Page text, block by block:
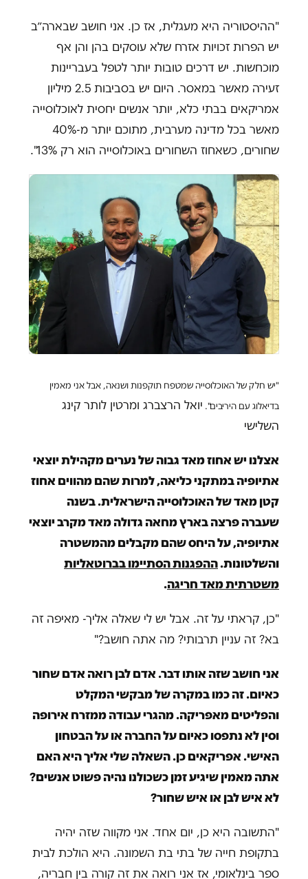
"ההיסטוריה היא מעגלית, אז כן. אני חושב שבארה״ב
יש הפרות זכויות אזרח שלא עוסקים בהן והן אף
מוכחשות. יש דרכים טובות יותר לטפל בעבריינות
זעירה מאשר במאסר. היום יש בסביבות 2.5 מיליון
אמריקאים בבתי כלא, יותר אנשים יחסית לאוכלוסייה
מאשר בכל מדינה מערבית, מתוכם יותר מ-40%
שחורים, כשאחוז השחורים באוכלוסייה הוא רק 13%".
"יש חלק של האוכלוסייה שמטפח תוקפנות ושנאה, אבל אני מאמין
בדיאלוג עם היריבים". יואל הרצברג ומרטין לותר קינג
השלישי
אצלנו יש אחוז מאד גבוה של נערים מקהילת יוצאי
אתיופיה במתקני כליאה, למרות שהם מהווים אחוז
קטן מאד של האוכלוסייה הישראלית. בשנה
שעברה פרצה בארץ מחאה גדולה מאד מקרב יוצאי
אתיופיה, על היחס שהם מקבלים מהמשטרה
והשלטונות.ההפגנות הסתיימו בברוטאליות
משטרתית מאד חריגה.
"כן, קראתי על זה. אבל יש לי שאלה אליך- מאיפה זה
בא? זה עניין תרבותי? מה אתה חושב?"
אני חושב שזה אותו דבר. אדם לבן רואה אדם שחור
כאיום. זה כמו במקרה של מבקשי המקלט
והפליטים מאפריקה. מהגרי עבודה ממזרח אירופה
וסין לא נתפסו כאיום על החברה או על הבטחון
האישי. אפריקאים כן. השאלה שלי אליך היא האם
אתה מאמין שיגיע זמן כשכולנו נהיה פשוט אנשים?
לא איש לבן או איש שחור?
"התשובה היא כן, יום אחד. אני מקווה שזה יהיה
בתקופת חייה של בתי בת השמונה. היא הולכת לבית
ספר בינלאומי, אז אני רואה את זה קורה בין חבריה,